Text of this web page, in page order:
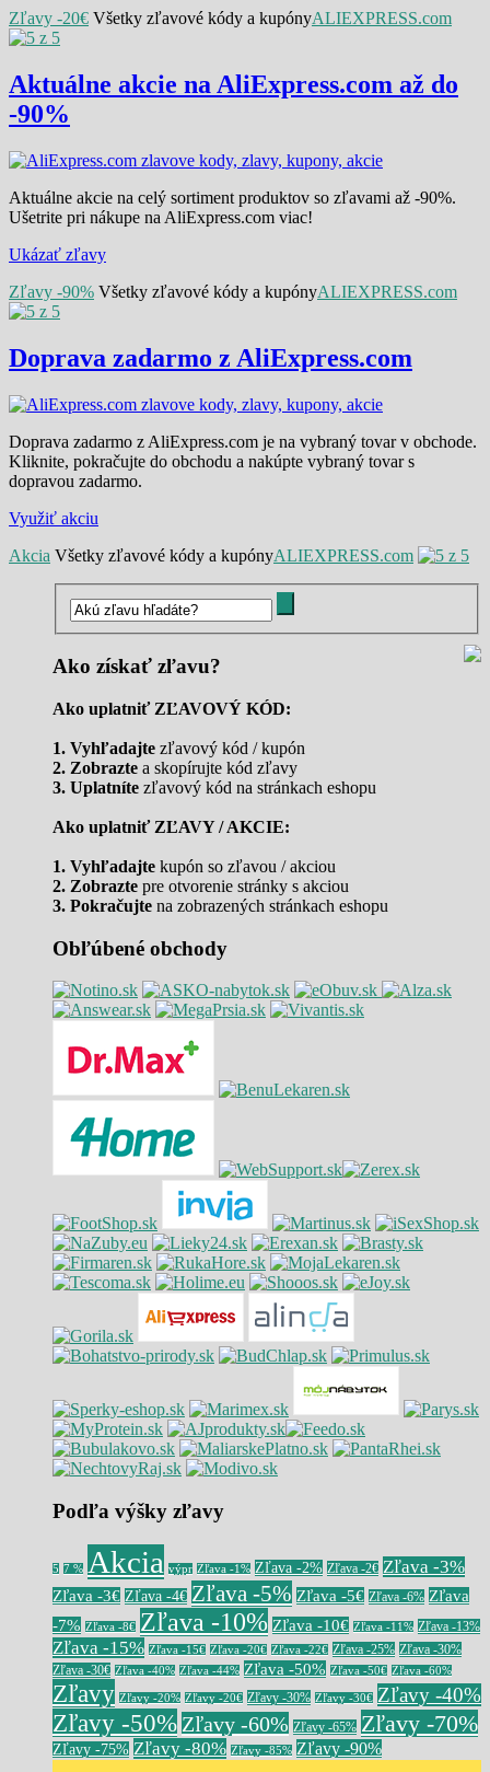
Zľavy -20€ Všetky zľavové kódy a kupónyALIEXPRESS.com
Aktuálne akcie na AliExpress.com až do
-90%
Aktuálne akcie na celý sortiment produktov so zľavami až -90%.
Ušetrite pri nákupe na AliExpress.com viac!
Ukázať zľavy
Zľavy -90% Všetky zľavové kódy a kupónyALIEXPRESS.com
Doprava zadarmo z AliExpress.com
Doprava zadarmo z AliExpress.com je na vybraný tovar v obchode.
Kliknite, pokračujte do obchodu a nakúpte vybraný tovar s
dopravou zadarmo.
Využiť akciu
Akcia Všetky zľavové kódy a kupónyALIEXPRESS.com
Ako získať zľavu?
Ako uplatniť ZĽAVOVÝ KÓD:
1. Vyhľadajte zľavový kód / kupón
2. Zobrazte a skopírujte kód zľavy
3. Uplatníte zľavový kód na stránkach eshopu
Ako uplatniť ZĽAVY / AKCIE:
1. Vyhľadajte kupón so zľavou / akciou
2. Zobrazte pre otvorenie stránky s akciou
3. Pokračujte na zobrazených stránkach eshopu
Obľúbené obchody
Podľa výšky zľavy
5 7 % Akcia výpr Zľava -1% Zľava -2% Zľava -2€ Zľava -3%
Zľava -3€ Zľava -4€ Zľava -5% Zľava -5€ Zľava -6% Zľava
-7% Zľava -8€ Zľava -10% Zľava -10€ Zľava -11% Zľava -13%
Zľava -15% Zľava -15€ Zľava -20€ Zľava -22€ Zľava -25% Zľava -30%
Zľava -30€ Zľava -40% Zľava -44% Zľava -50% Zľava -50€ Zľava -60%
Zľavy Zľavy -20% Zľavy -20€ Zľavy -30% Zľavy -30€ Zľavy -40%
Zľavy -50% Zľavy -60% Zľavy -65% Zľavy -70%
Zľavy -75% Zľavy -80% Zľavy -85% Zľavy -90%